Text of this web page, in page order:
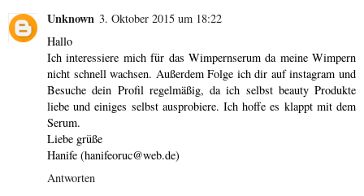
Unknown 3. Oktober 2015 um 18:22
Hallo
Ich interessiere mich für das Wimpernserum da meine Wimpern
nicht schnell wachsen. Außerdem Folge ich dir auf instagram und
Besuche dein Profil regelmäßig, da ich selbst beauty Produkte
liebe und einiges selbst ausprobiere. Ich hoffe es klappt mit dem
Serum.
Liebe grüße
Hanife (hanifeoruc@web.de)
Antworten